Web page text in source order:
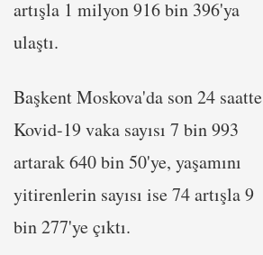
artışla 1 milyon 916 bin 396'ya
ulaştı.
Başkent Moskova'da son 24 saatte
Kovid-19 vaka sayısı 7 bin 993
artarak 640 bin 50'ye, yaşamını
yitirenlerin sayısı ise 74 artışla 9
bin 277'ye çıktı.